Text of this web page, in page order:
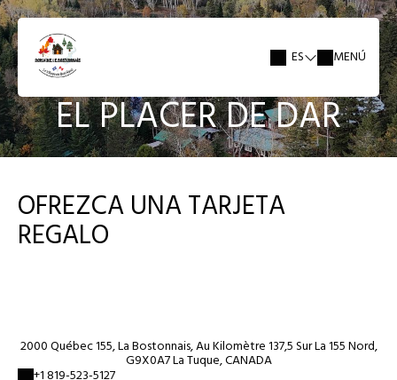
ES MENÚ
EL PLACER DE DAR
OFREZCA UNA TARJETA
REGALO
2000 Québec 155, La Bostonnais, Au Kilomètre 137,5 Sur La 155 Nord,
G9X0A7 La Tuque, CANADA